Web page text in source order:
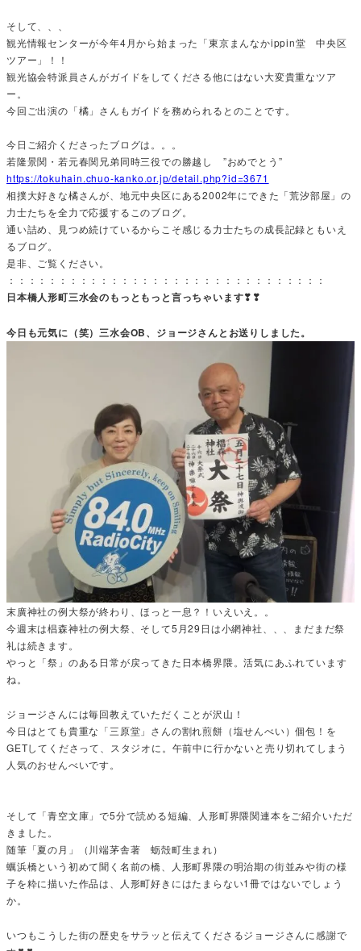
そして、、、
観光情報センターが今年4月から始まった「東京まんなかippin堂 中央区
ツアー」！！
観光協会特派員さんがガイドをしてくださる他にはない大変貴重なツア
ー。
今回ご出演の「橘」さんもガイドを務められるとのことです。
今日ご紹介くださったブログは。。。
若隆景関・若元春関兄弟同時三役での勝越し ”おめでとう”
https://tokuhain.chuo-kanko.or.jp/detail.php?id=3671
相撲大好きな橘さんが、地元中央区にある2002年にできた「荒汐部屋」の
力士たちを全力で応援するこのブログ。
通い詰め、見つめ続けているからこそ感じる力士たちの成長記録ともいえ
るブログ。
是非、ご覧ください。
：：：：：：：：：：：：：：：：：：：：：：：：：：：：：：：
日本橋人形町三水会のもっともっと言っちゃいます❣❣
今日も元気に（笑）三水会OB、ジョージさんとお送りしました。
末廣神社の例大祭が終わり、ほっと一息？！いえいえ。。
今週末は椙森神社の例大祭、そして5月29日は小網神社、、、まだまだ祭
礼は続きます。
やっと「祭」のある日常が戻ってきた日本橋界隈。活気にあふれています
ね。
ジョージさんには毎回教えていただくことが沢山！
今日はとても貴重な「三原堂」さんの割れ煎餅（塩せんべい）個包！を
GETしてくださって、スタジオに。午前中に行かないと売り切れてしまう
人気のおせんべいです。
そして「青空文庫」で5分で読める短編、人形町界隈関連本をご紹介いただ
きました。
随筆「夏の月」（川端茅舎著 蛎殻町生まれ）
蠣浜橋という初めて聞く名前の橋、人形町界隈の明治期の街並みや街の様
子を粋に描いた作品は、人形町好きにはたまらない1冊ではないでしょう
か。
いつもこうした街の歴史をサラッと伝えてくださるジョージさんに感謝で